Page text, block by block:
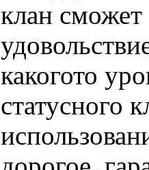
клан сможет
какогото
статусного